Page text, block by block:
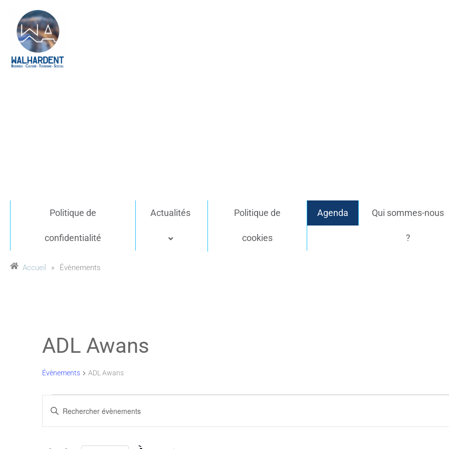
Politique de
confidentialité
Actualités Politique de
cookies
Agenda Qui sommes-nous
?
Accueil » Évènements
ADL Awans
Évènements ADL Awans
Recherche
et
navigation
Saisir
clé.